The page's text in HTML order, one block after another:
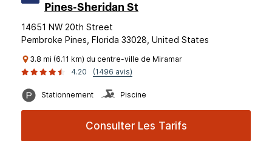
Pines-Sheridan St
14651 NW 20th Street
Pembroke Pines, Florida 33028, United States
3.8 mi (6.11 km) du centre-ville de Miramar
4.20
(1496 avis)
Stationnement Piscine
Consulter Les Tarifs